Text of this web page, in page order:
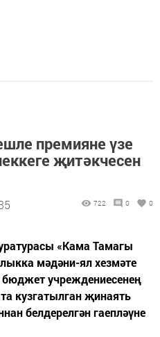
премияне үзе
җитәкчесен
722 0 0
«Кама Тамагы
мәдәни-ял хезмәте
бюджет учреждениесенең
кузгатылган җинаять
белдерелгән гаепләүне